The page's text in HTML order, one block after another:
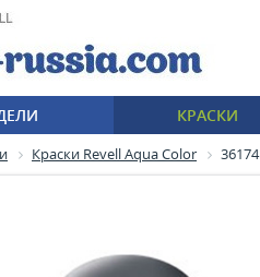
КРАСКИ
Краски Revell Aqua Color